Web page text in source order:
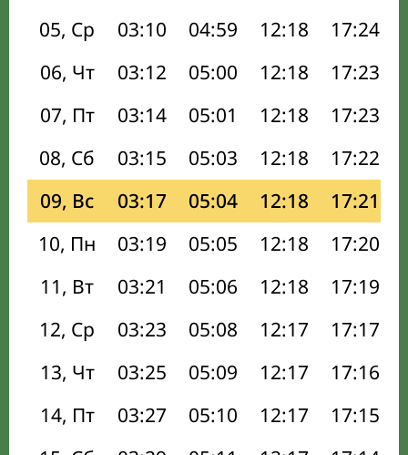
05, Ср
03:10 04:59 12:18 17:24
06, Чт
03:12 05:00 12:18 17:23
07, Пт
03:14 05:01 12:18 17:23
08, Сб
03:15 05:03 12:18 17:22
09, Вс
03:17 05:04 12:18 17:21
10, Пн
03:19 05:05 12:18 17:20
11, Вт
03:21 05:06 12:18 17:19
12, Ср
03:23 05:08 12:17 17:17
13, Чт
03:25 05:09 12:17 17:16
14, Пт
03:27 05:10 12:17 17:15